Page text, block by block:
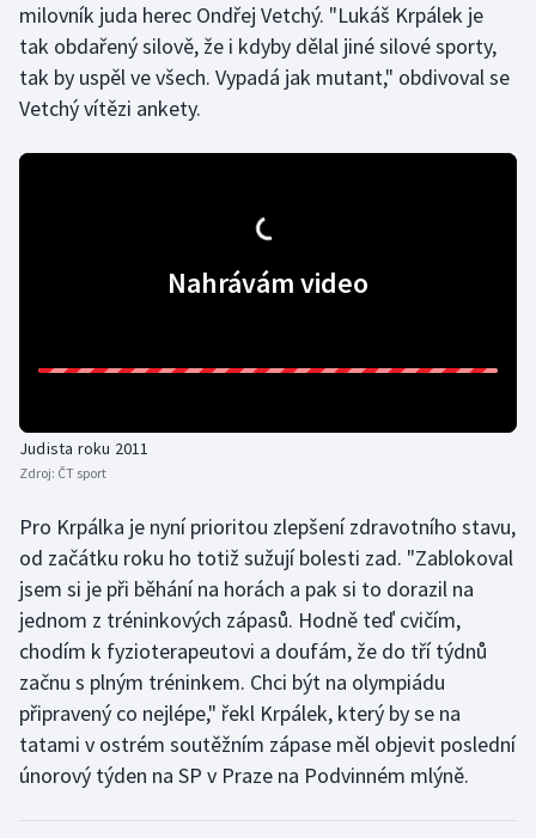
Lyže a snowboard
Moderní pětiboj
Rychlobruslení
Rychlostní kanoistika
Short track
Sportovní střelba
Stolní tenis
Triatlon
milovník juda herec Ondřej Vetchý. "Lukáš Krpálek je
tak obdařený silově, že i kdyby dělal jiné silové sporty,
tak by uspěl ve všech. Vypadá jak mutant," obdivoval se
Vetchý vítězi ankety.
Nahrávám video
Judista roku 2011
Zdroj: ČT sport
Pro Krpálka je nyní prioritou zlepšení zdravotního stavu,
od začátku roku ho totiž sužují bolesti zad. "Zablokoval
jsem si je při běhání na horách a pak si to dorazil na
jednom z tréninkových zápasů. Hodně teď cvičím,
chodím k fyzioterapeutovi a doufám, že do tří týdnů
začnu s plným tréninkem. Chci být na olympiádu
připravený co nejlépe," řekl Krpálek, který by se na
tatami v ostrém soutěžním zápase měl objevit poslední
únorový týden na SP v Praze na Podvinném mlýně.